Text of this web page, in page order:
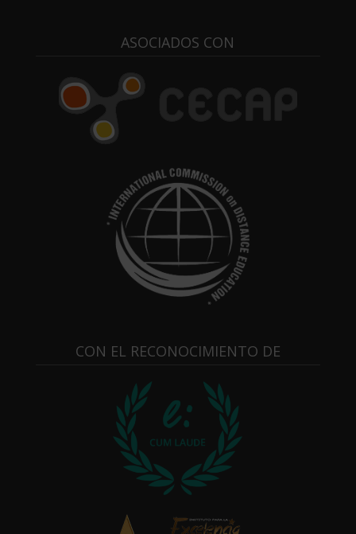
ASOCIADOS CON
CON EL RECONOCIMIENTO DE